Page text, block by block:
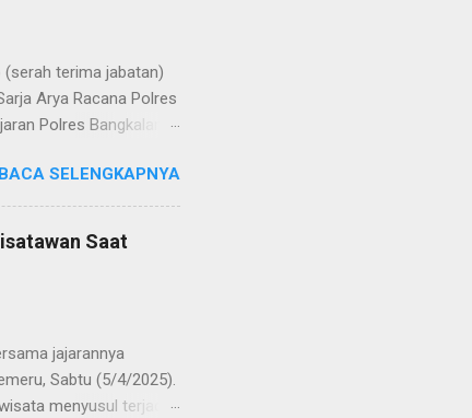
terima jabatan)
Arya Racana Polres
Polres Bangkalan,
Hery Kusnanto, S.H.,
amanah baru sebagai
KOMPOL Moch.
Sementara
BACA SELENGKAPNYA
Saat
jajarannya
Sabtu (5/4/2025).
menyusul terjadi